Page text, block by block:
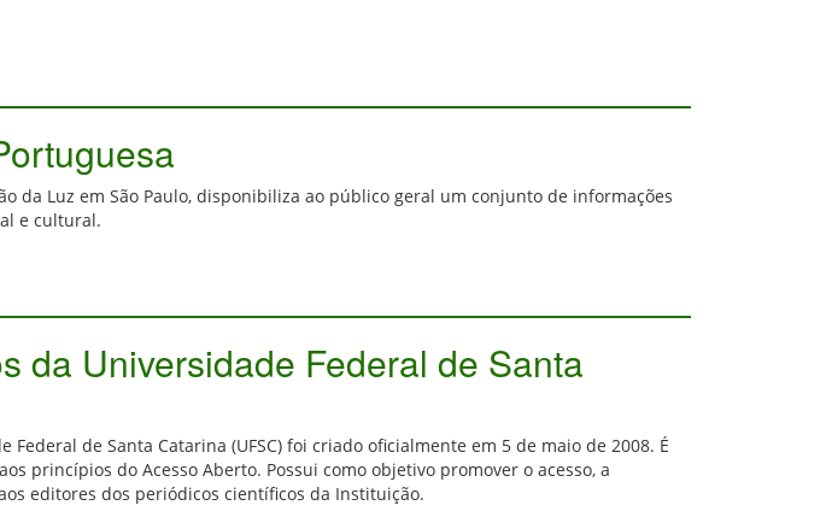
da Luz em São Paulo, disponibiliza ao público geral um conjunto de informações
e cultural.
da Universidade Federal de Santa
Federal de Santa Catarina (UFSC) foi criado oficialmente em 5 de maio de 2008. É
princípios do Acesso Aberto. Possui como objetivo promover o acesso, a
editores dos periódicos científicos da Instituição.